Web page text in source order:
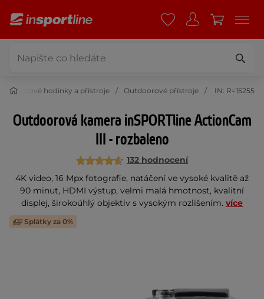
hodinky a přístroje Outdoorové přístroje IN: R=15255
Outdoorová kamera inSPORTline ActionCam
III - rozbaleno
132 hodnocení
4K video, 16 Mpx fotografie, natáčení ve vysoké kvalitě až
90 minut, HDMI výstup, velmi malá hmotnost, kvalitní
displej, širokoúhlý objektiv s vysokým rozlišením. více
Splátky za 0%